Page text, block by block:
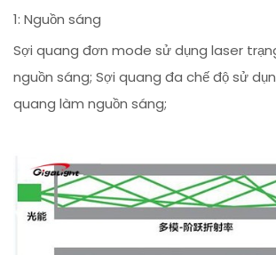
1: Nguồn sáng
Sợi quang đơn mode sử dụng laser
nguồn sáng; Sợi quang đa chế độ sử
quang làm nguồn sáng;